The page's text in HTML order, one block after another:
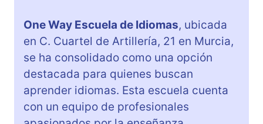
One Way Escuela de Idiomas, ubicada
en C. Cuartel de Artillería, 21 en Murcia,
se ha consolidado como una opción
destacada para quienes buscan
aprender idiomas. Esta escuela cuenta
con un equipo de profesionales